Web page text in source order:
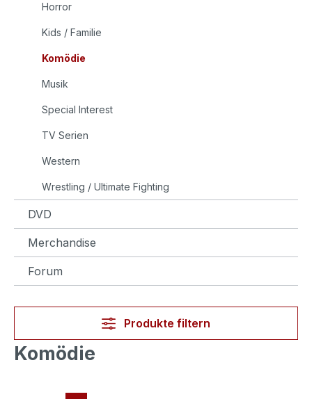
Horror
Kids / Familie
Komödie
Musik
Special Interest
TV Serien
Western
Wrestling / Ultimate Fighting
DVD
Merchandise
Forum
Produkte filtern
Komödie